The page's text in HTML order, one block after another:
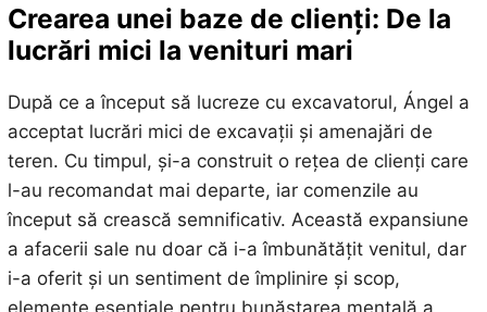
Crearea unei baze de clienți: De la
lucrări mici la venituri mari
După ce a început să lucreze cu excavatorul, Ángel a
acceptat lucrări mici de excavații și amenajări de
teren. Cu timpul, și-a construit o rețea de clienți care
l-au recomandat mai departe, iar comenzile au
început să crească semnificativ. Această expansiune
a afacerii sale nu doar că i-a îmbunătățit venitul, dar
i-a oferit și un sentiment de împlinire și scop,